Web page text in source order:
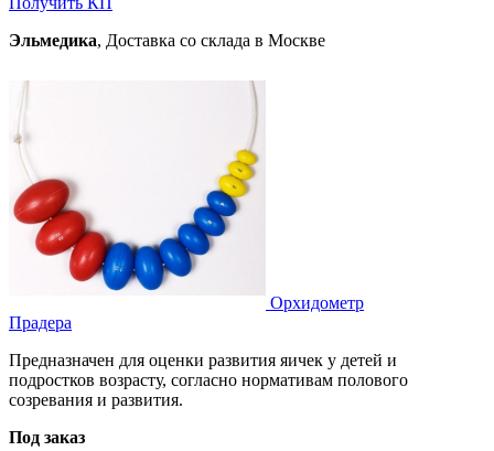
Эльмедика, Доставка со склада в Москве
Орхидометр
Прадера
Предназначен для оценки развития яичек у детей и
подростков возрасту, согласно нормативам полового
созревания и развития.
Под заказ